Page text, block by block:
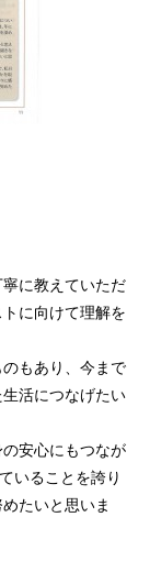
に教えていただ
に向けて理解を
もあり、今まで
活につなげたい
安心にもつなが
いることを誇り
たいと思いま